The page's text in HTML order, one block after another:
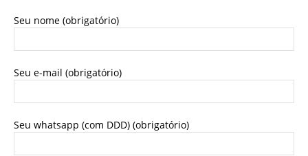
Seu nome (obrigatório)
Seu e-mail (obrigatório)
Seu whatsapp (com DDD) (obrigatório)